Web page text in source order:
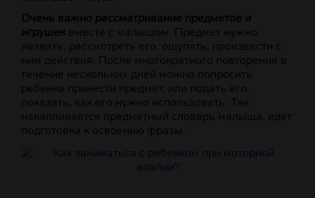
Очень важно рассматривание предметов и
игрушек вместе с малышом. Предмет нужно
назвать, рассмотреть его, ощупать, произвести с
ним действия. После многократного повторения в
течение нескольких дней можно попросить
ребенка принести предмет, или подать его,
показать, как его нужно использовать. Так
накапливается предметный словарь малыша, идет
подготовка к освоению фразы.